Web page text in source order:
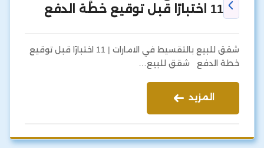
11 اختبارًا قبل توقيع خطة الدفع
شقق للبيع بالتقسيط في الامارات | 11 اختبارًا قبل توقيع
خطة الدفع شقق للبيع…
المزيد